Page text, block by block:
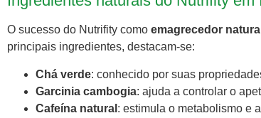
O sucesso do Nutrifity como emagrecedor natural
principais ingredientes, destacam-se:
Chá verde: conhecido por suas
Garcinia cambogia: ajuda a controlar o
Cafeína natural : estimula o metabolismo e